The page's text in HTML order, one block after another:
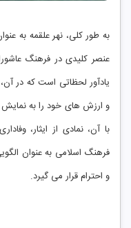
به ‌طور کلی، نهر علقمه به
عنصر کلیدی در فرهنگ
یادآور لحظاتی است که در آن،
و ارزش‌ های خود را به نمایش
با آن، نمادی از ایثار،
فرهنگ اسلامی به عنوان
و احترام قرار می ‌گیرد.